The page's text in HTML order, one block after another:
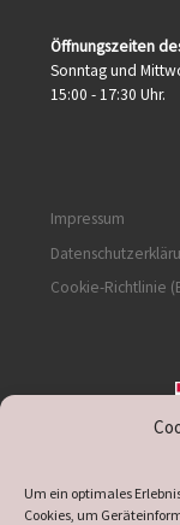
Um ein optimales
Cookies, um
Öffnungszeiten
Sonntag und
15:00 - 17:30 Uhr.
Impressum
Cookie-Richtlinie